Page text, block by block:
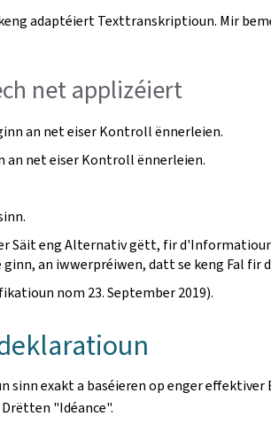
adaptéiert Texttranskriptioun. Mir
net applizéiert
an net eiser Kontroll ënnerleien.
an net eiser Kontroll ënnerleien.
eng Alternativ gëtt, fir
an iwwerpréiwen, datt se keng Fal fir
nom 23. September 2019).
sinn exakt a baséieren op enger
"Idéance".